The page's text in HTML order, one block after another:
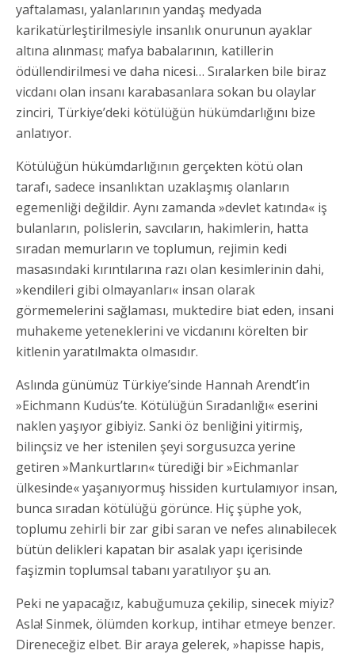
yaftalaması, yalanlarının yandaş medyada
karikatürleştirilmesiyle insanlık onurunun ayaklar
altına alınması; mafya babalarının, katillerin
ödüllendirilmesi ve daha nicesi… Sıralarken bile biraz
vicdanı olan insanı karabasanlara sokan bu olaylar
zinciri, Türkiye’deki kötülüğün hükümdarlığını bize
anlatıyor.
Kötülüğün hükümdarlığının gerçekten kötü olan
tarafı, sadece insanlıktan uzaklaşmış olanların
egemenliği değildir. Aynı zamanda »devlet katında« iş
bulanların, polislerin, savcıların, hakimlerin, hatta
sıradan memurların ve toplumun, rejimin kedi
masasındaki kırıntılarına razı olan kesimlerinin dahi,
»kendileri gibi olmayanları« insan olarak
görmemelerini sağlaması, muktedire biat eden, insani
muhakeme yeteneklerini ve vicdanını körelten bir
kitlenin yaratılmakta olmasıdır.
Aslında günümüz Türkiye’sinde Hannah Arendt’in
»Eichmann Kudüs’te. Kötülüğün Sıradanlığı« eserini
naklen yaşıyor gibiyiz. Sanki öz benliğini yitirmiş,
bilinçsiz ve her istenilen şeyi sorgusuzca yerine
getiren »Mankurtların« türediği bir »Eichmanlar
ülkesinde« yaşanıyormuş hissiden kurtulamıyor insan,
bunca sıradan kötülüğü görünce. Hiç şüphe yok,
toplumu zehirli bir zar gibi saran ve nefes alınabilecek
bütün delikleri kapatan bir asalak yapı içerisinde
faşizmin toplumsal tabanı yaratılıyor şu an.
Peki ne yapacağız, kabuğumuza çekilip, sinecek miyiz?
Asla! Sinmek, ölümden korkup, intihar etmeye benzer.
Direneceğiz elbet. Bir araya gelerek, »hapisse hapis,